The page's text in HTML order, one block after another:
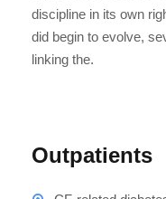
discipline in its own
did begin to evolve,
linking the.
Outpatients